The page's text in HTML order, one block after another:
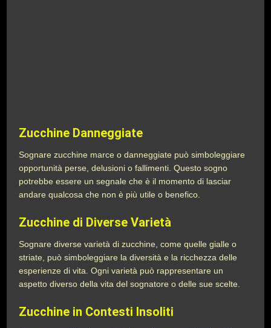
Zucchine Danneggiate
Sognare zucchine marce o danneggiate può simboleggiare
opportunità perse, delusioni o fallimenti. Questo sogno
potrebbe essere un segnale che è il momento di lasciar
andare qualcosa che non è più utile o benefico.
Zucchine di Diverse Varietà
Sognare diverse varietà di zucchine, come quelle gialle o
striate, può simboleggiare la diversità e la ricchezza delle
esperienze di vita. Ogni varietà può rappresentare un
aspetto diverso della vita del sognatore o delle sue scelte.
Zucchine in Contesti Insoliti